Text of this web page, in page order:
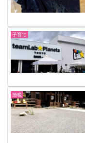
子育て
節税